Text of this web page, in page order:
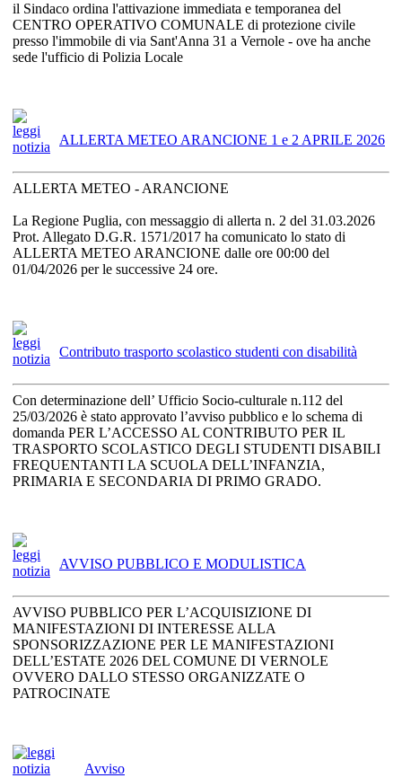
il Sindaco ordina l'attivazione immediata e temporanea del
CENTRO OPERATIVO COMUNALE di protezione civile
presso l'immobile di via Sant'Anna 31 a Vernole - ove ha anche
sede l'ufficio di Polizia Locale
ALLERTA METEO ARANCIONE 1 e 2 APRILE 2026
ALLERTA METEO - ARANCIONE
La Regione Puglia, con messaggio di allerta n. 2 del 31.03.2026
Prot. Allegato D.G.R. 1571/2017 ha comunicato lo stato di
ALLERTA METEO ARANCIONE dalle ore 00:00 del
01/04/2026 per le successive 24 ore.
Contributo trasporto scolastico studenti con disabilità
Con determinazione dell’ Ufficio Socio-culturale n.112 del
25/03/2026 è stato approvato l’avviso pubblico e lo schema di
domanda PER L’ACCESSO AL CONTRIBUTO PER IL
TRASPORTO SCOLASTICO DEGLI STUDENTI DISABILI
FREQUENTANTI LA SCUOLA DELL’INFANZIA,
PRIMARIA E SECONDARIA DI PRIMO GRADO.
AVVISO PUBBLICO E MODULISTICA
AVVISO PUBBLICO PER L’ACQUISIZIONE DI
MANIFESTAZIONI DI INTERESSE ALLA
SPONSORIZZAZIONE PER LE MANIFESTAZIONI
DELL’ESTATE 2026 DEL COMUNE DI VERNOLE
OVVERO DALLO STESSO ORGANIZZATE O
PATROCINATE
Avviso